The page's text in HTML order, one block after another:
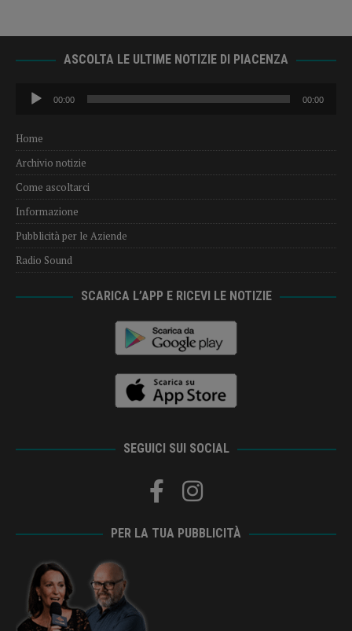
ASCOLTA LE ULTIME NOTIZIE DI PIACENZA
Audio
Player
00:00 00:00
Home
Archivio notizie
Come ascoltarci
Informazione
Pubblicità per le Aziende
Radio Sound
SCARICA L’APP E RICEVI LE NOTIZIE
SEGUICI SUI SOCIAL
PER LA TUA PUBBLICITÀ